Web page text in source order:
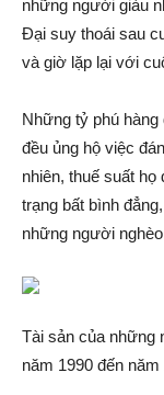
những người giàu
Đại suy thoá‌i sau
và giờ lặp lại với
Những tỷ phú
đều ủng hộ việc
nhiên, thu‌ế suất
trạng bấ‌t bình
những người
Tài sả‌n của những
năm 1990 đến